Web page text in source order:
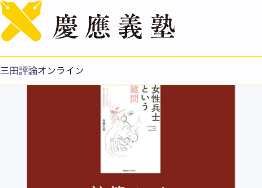
三田評論オンライン
『女性兵士という難問─ジェンダーから問う戦争・軍隊の